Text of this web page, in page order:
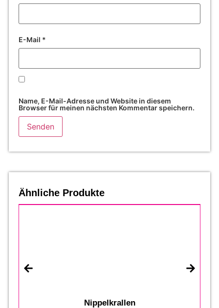
E-Mail *
Name, E-Mail-Adresse und Website in diesem
Browser für meinen nächsten Kommentar speichern.
Ähnliche Produkte
Nippelkrallen